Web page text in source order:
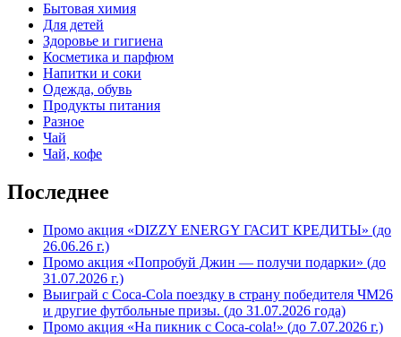
Бытовая химия
Для детей
Здоровье и гигиена
Косметика и парфюм
Напитки и соки
Одежда, обувь
Продукты питания
Разное
Чай
Чай, кофе
Последнее
Промо акция «DIZZY ENERGY ГАСИТ КРЕДИТЫ» (до
26.06.26 г.)
Промо акция «Попробуй Джин — получи подарки» (до
31.07.2026 г.)
Выиграй с Coca-Cola поездку в страну победителя ЧМ26
и другие футбольные призы. (до 31.07.2026 года)
Промо акция «На пикник с Coca-cola!» (до 7.07.2026 г.)